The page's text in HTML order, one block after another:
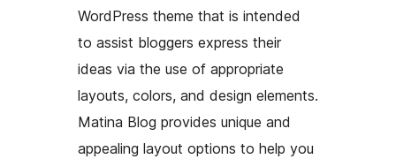
WordPress theme that is intended
to assist bloggers express their
ideas via the use of appropriate
layouts, colors, and design elements.
Matina Blog provides unique and
appealing layout options to help you